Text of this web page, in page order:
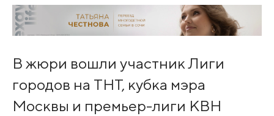
В жюри вошли участник Лиги
городов на ТНТ, кубка мэра
Москвы и премьер-лиги КВН